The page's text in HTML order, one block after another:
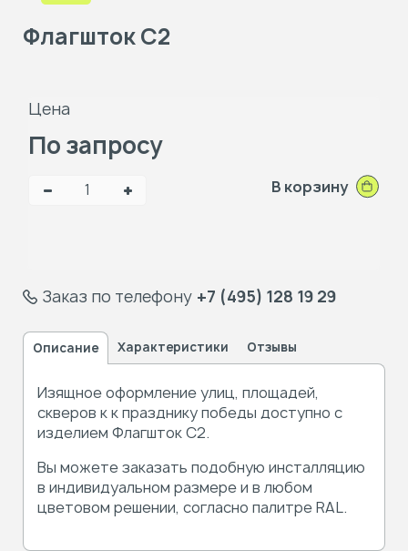
Флагшток С2
Цена
По запросу
В корзину
Заказ по телефону +7 (495) 128 19 29
Описание Характеристики Отзывы
Изящное оформление улиц, площадей,
скверов к к празднику победы доступно с
изделием Флагшток С2.
Вы можете заказать подобную инсталляцию
в индивидуальном размере и в любом
цветовом решении, согласно палитре RAL.